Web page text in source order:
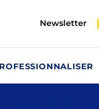
Newsletter